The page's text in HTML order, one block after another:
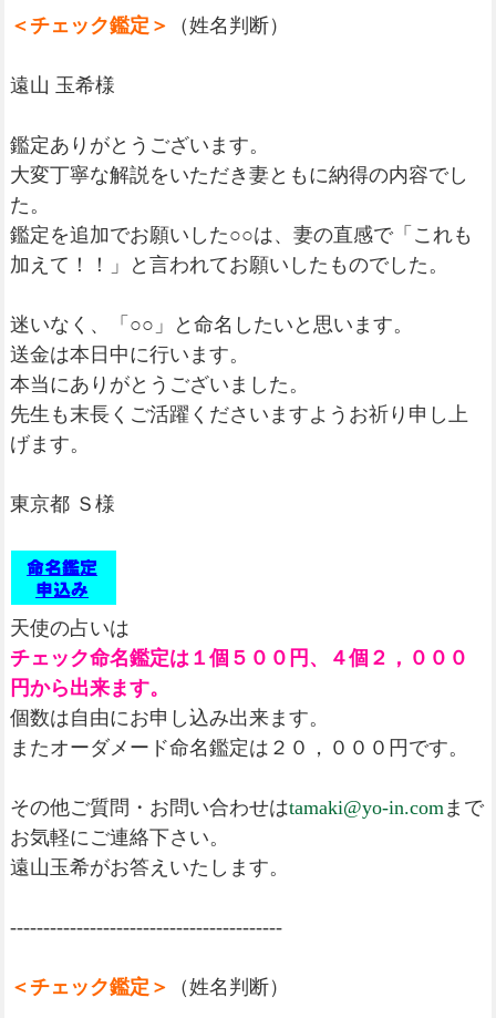
＜チェック鑑定＞ （姓名判断）
遠山 玉希様
鑑定ありがとうございます。
大変丁寧な解説をいただき妻ともに納得の内容でし
た。
鑑定を追加でお願いした○○は、妻の直感で「これも
加えて！！」と言われてお願いしたものでした。
迷いなく、「○○」と命名したいと思います。
送金は本日中に行います。
本当にありがとうございました。
先生も末長くご活躍くださいますようお祈り申し上
げます。
東京都 Ｓ様
天使の占いは
チェック命名鑑定は１個５００円、４個２，０００
円から出来ます。
個数は自由にお申し込み出来ます。
またオーダメード命名鑑定は２０，０００円です。
その他ご質問・お問い合わせはtamaki@yo-in.comまで
お気軽にご連絡下さい。
遠山玉希がお答えいたします。
-----------------------------------------
＜チェック鑑定＞ （姓名判断）